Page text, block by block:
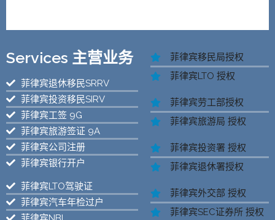
Services 主营业务
菲律宾退休移民SRRV
菲律宾投资移民SIRV
菲律宾工签 9G
菲律宾旅游签证 9A
菲律宾公司注册
菲律宾银行开户
菲律宾LTO驾驶证
菲律宾汽车年检过户
菲律宾移民局授权
菲律宾LTO 授权
菲律宾劳工部授权
菲律宾旅游局 授权
菲律宾投资署 授权
菲律宾退休署授权
菲律宾外交部 授权
菲律宾SEC证券所 授权